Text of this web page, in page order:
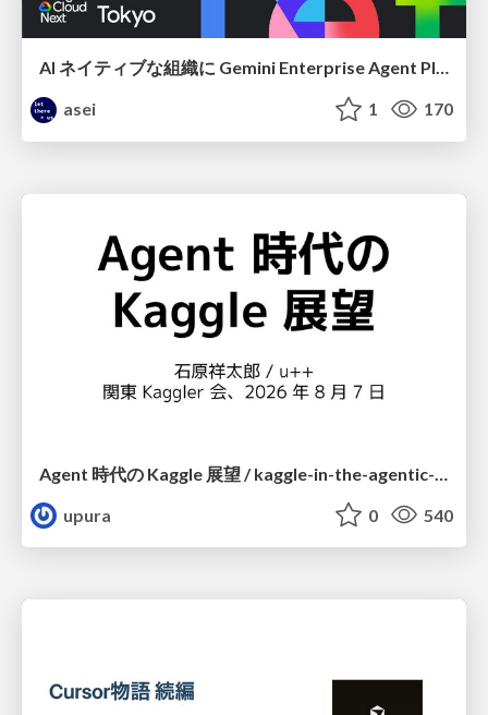
AI ネイティブな組織に Gemini Enterprise Agent Platform がなぜ必要なのか
asei
1 170
upura
0 540